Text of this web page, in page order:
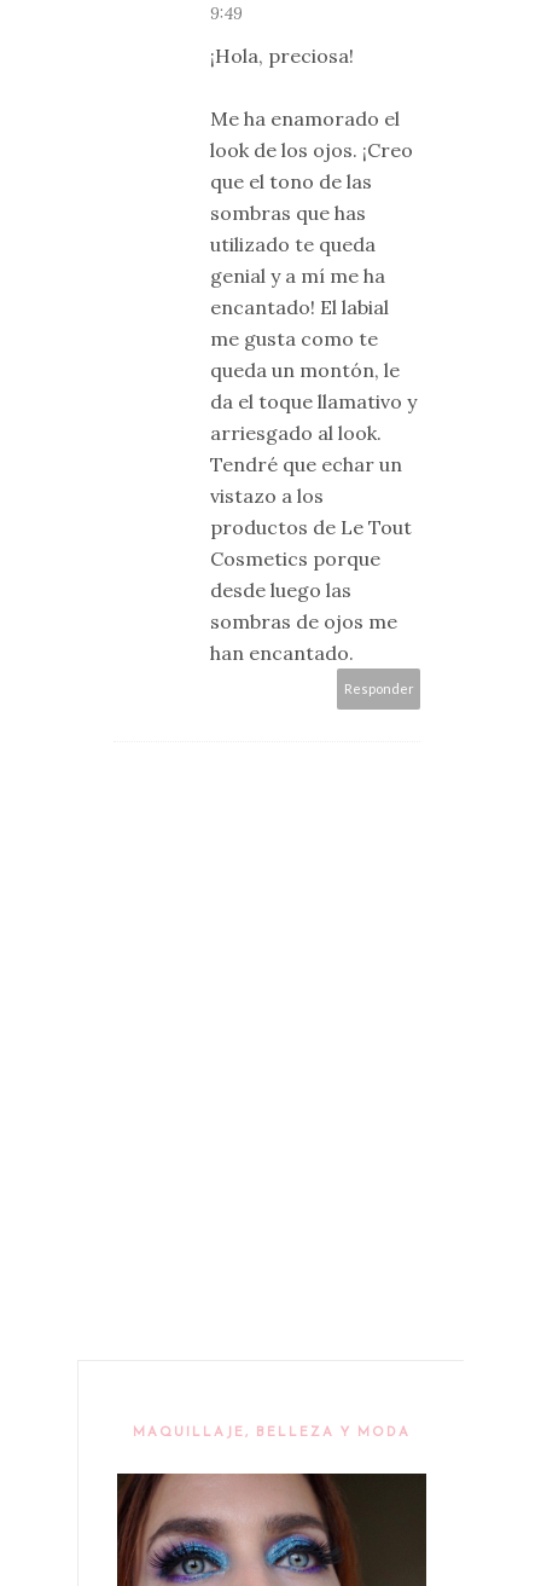
9:49
¡Hola, preciosa!
Me ha enamorado el
look de los ojos. ¡Creo
que el tono de las
sombras que has
utilizado te queda
genial y a mí me ha
encantado! El labial
me gusta como te
queda un montón, le
da el toque llamativo y
arriesgado al look.
Tendré que echar un
vistazo a los
productos de Le Tout
Cosmetics porque
desde luego las
sombras de ojos me
han encantado.
Responder
MAQUILLAJE, BELLEZA Y MODA